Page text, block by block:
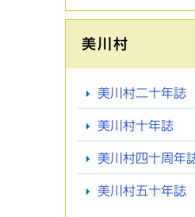
美川村
美川村二十年誌
美川村十年誌
美川村四十周年
美川村五十年誌